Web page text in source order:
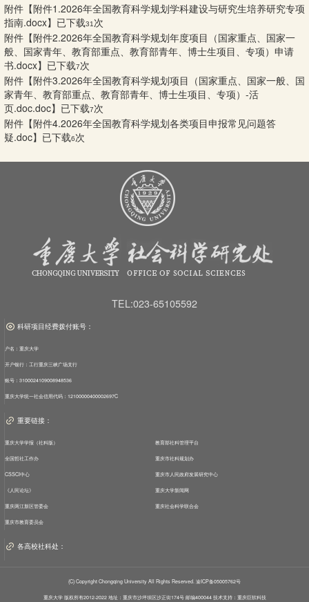
附件【附件1.2026年全国教育科学规划学科建设与研究生培养研究专项
指南.docx】已下载31 次
附件【附件2.2026年全国教育科学规划年度项目（国家重点、国家一
般、国家青年、教育部重点、教育部青年、博士生项目、专项）申请
书.docx】已下载7次
附件【附件3.2026年全国教育科学规划项目（国家重点、国家一般、国
家青年、教育部重点、教育部青年、博士生项目、专项）-活
页.doc.doc】已下载7次
附件【附件4.2026年全国教育科学规划各类项目申报常见问题答
疑.doc】已下载6次
TEL:023-65105592
科研项目经费拨付账号：
户名：重庆大学
开户银行：工行重庆三峡广场支行
账号：3100024109008948536
重庆大学统一社会信用代码：12100000400002697C
重要链接：
重庆大学学报（社科版） 教育部社科管理平台
全国哲社工作办 重庆市社科规划办
CSSCI中心 重庆市人民政府发展研究中心
《人民论坛》 重庆大学新闻网
重庆两江新区管委会 重庆社会科学联合会
重庆市教育委员会
各高校社科处：
(C) Copyright Chongqing University All Rights Reserved. 渝ICP备05005762号
重庆大学 版权所有2012-2022 地址：重庆市沙坪坝区沙正街174号 邮编400044 技术支持： 重庆巨软科技